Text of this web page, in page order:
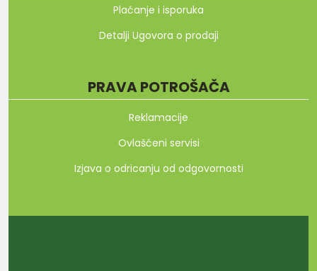
Plaćanje i isporuka
Detalji Ugovora o prodaji
PRAVA POTROŠAČA
Reklamacije
Ovlašćeni servisi
Izjava o odricanju od odgovornosti